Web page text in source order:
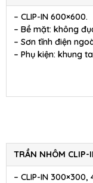
– CLIP-IN 600×600.
– Bề mặt: không
– Sơn tĩnh điện
– Phụ kiện: khung
TRẦN NHÔM
– CLIP-IN